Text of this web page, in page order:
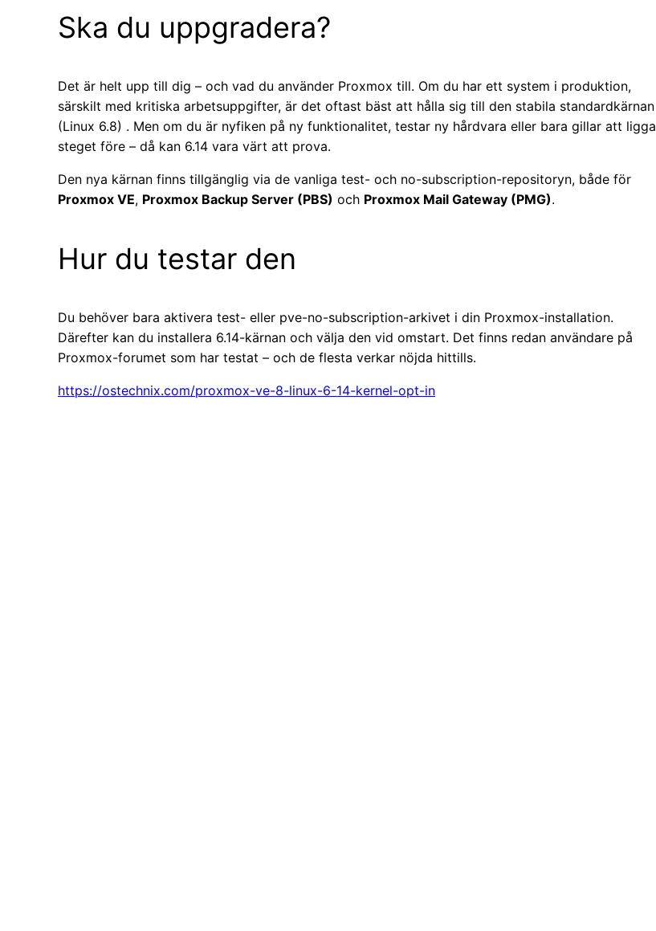
Ska du uppgradera?
Det är helt upp till dig – och vad du använder Proxmox till. Om du har ett system i produktion,
särskilt med kritiska arbetsuppgifter, är det oftast bäst att hålla sig till den stabila standardkärnan
(Linux 6.8) . Men om du är nyfiken på ny funktionalitet, testar ny hårdvara eller bara gillar att ligga
steget före – då kan 6.14 vara värt att prova.
Den nya kärnan finns tillgänglig via de vanliga test- och no-subscription-repositoryn, både för
Proxmox VE, Proxmox Backup Server (PBS) och Proxmox Mail Gateway (PMG).
Hur du testar den
Du behöver bara aktivera test- eller pve-no-subscription-arkivet i din Proxmox-installation.
Därefter kan du installera 6.14-kärnan och välja den vid omstart. Det finns redan användare på
Proxmox-forumet som har testat – och de flesta verkar nöjda hittills.
https://ostechnix.com/proxmox-ve-8-linux-6-14-kernel-opt-in